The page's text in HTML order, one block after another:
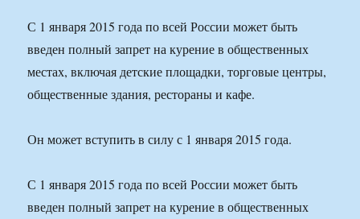
С 1 января 2015 года по всей России может быть
введен полный запрет на курение в общественных
местах, включая детские площадки, торговые центры,
общественные здания, рестораны и кафе.
Он может вступить в силу с 1 января 2015 года.
С 1 января 2015 года по всей России может быть
введен полный запрет на курение в общественных